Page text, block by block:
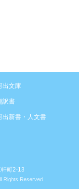
出文庫
訳書
出新書・人文書
町2-13
Rights Reserved.